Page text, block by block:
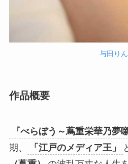
与田りん
作品概要
『べらぼう～蔦重栄華乃夢
期、
「江戸のメディア王」